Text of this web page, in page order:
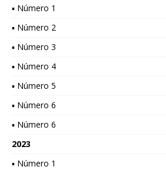
▪ Número 1
▪ Número 2
▪ Número 3
▪ Número 4
▪ Número 5
▪ Número 6
▪ Número 6
2023
▪ Número 1